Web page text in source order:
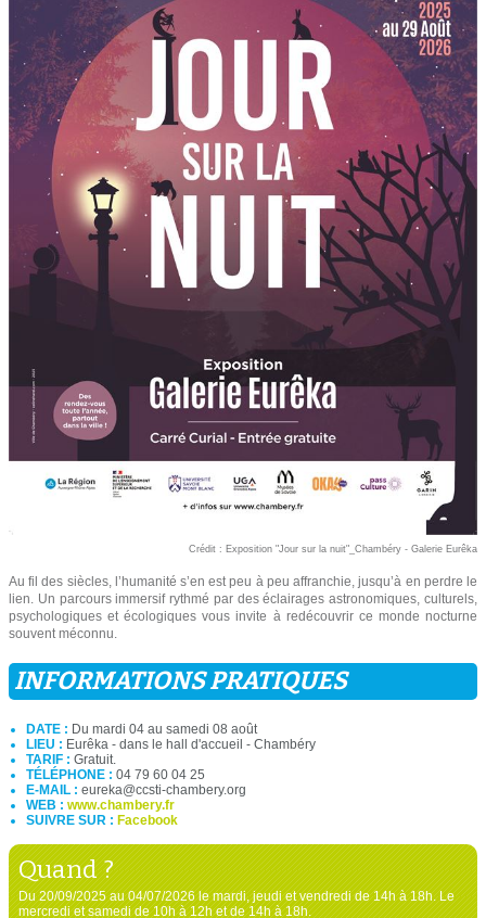
Crédit : Exposition "Jour sur la nuit"_Chambéry - Galerie Eurêka
Au fil des siècles, l’humanité s’en est peu à peu affranchie, jusqu’à en perdre le
lien. Un parcours immersif rythmé par des éclairages astronomiques, culturels,
psychologiques et écologiques vous invite à redécouvrir ce monde nocturne
souvent méconnu.
INFORMATIONS PRATIQUES
DATE : Du mardi 04 au samedi 08 août
LIEU : Eurêka - dans le hall d'accueil - Chambéry
TARIF : Gratuit.
TÉLÉPHONE : 04 79 60 04 25
E-MAIL : eureka@ccsti-chambery.org
WEB : www.chambery.fr
SUIVRE SUR : Facebook
Quand ?
Du 20/09/2025 au 04/07/2026 le mardi, jeudi et vendredi de 14h à 18h. Le
mercredi et samedi de 10h à 12h et de 14h à 18h.